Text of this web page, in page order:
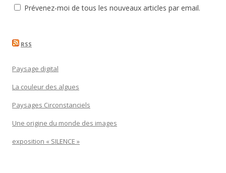
Prévenez-moi de tous les nouveaux articles par email.
RSS
Paysage digital
La couleur des algues
Paysages Circonstanciels
Une origine du monde des images
exposition « SILENCE »